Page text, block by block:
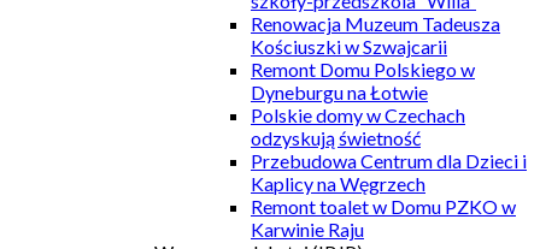
Renowacja Muzeum Tadeusza
Kościuszki w Szwajcarii
Remont Domu Polskiego w
Dyneburgu na Łotwie
Polskie domy w Czechach
odzyskują świetność
Przebudowa Centrum dla Dzieci i
Kaplicy na Węgrzech
Remont toalet w Domu PZKO w
Karwinie Raju